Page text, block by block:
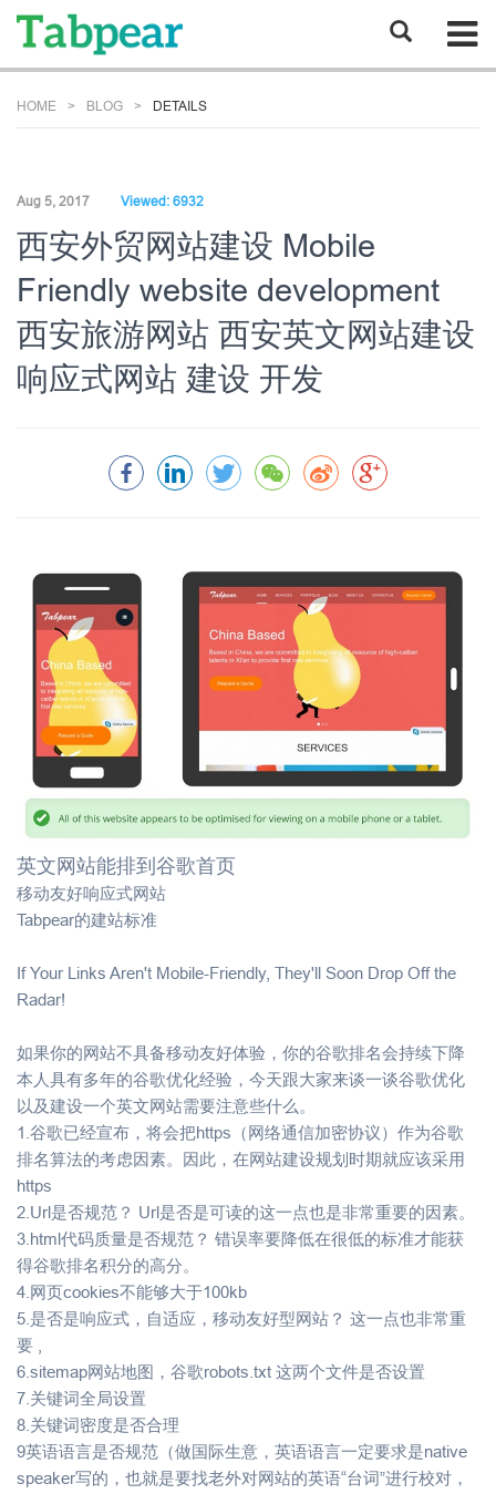
HOME BLOG DETAILS
Aug 5, 2017 Viewed: 6932
西安外贸网站建设 Mobile
Friendly website development
西安旅游网站 西安英文网站建设
响应式网站 建设 开发
英文网站能排到谷歌首页
移动友好响应式网站
Tabpear的建站标准
If Your Links Aren't Mobile-Friendly, They'll Soon Drop Off the
Radar!
如果你的网站不具备移动友好体验，你的谷歌排名会持续下降
本人具有多年的谷歌优化经验，今天跟大家来谈一谈谷歌优化
以及建设一个英文网站需要注意些什么。
1.谷歌已经宣布，将会把https（网络通信加密协议）作为谷歌
排名算法的考虑因素。因此，在网站建设规划时期就应该采用
https
2.Url是否规范？ Url是否是可读的这一点也是非常重要的因素。
3.html代码质量是否规范？ 错误率要降低在很低的标准才能获
得谷歌排名积分的高分。
4.网页cookies不能够大于100kb
5.是否是响应式，自适应，移动友好型网站？ 这一点也非常重
要 ,
6.sitemap网站地图，谷歌robots.txt 这两个文件是否设置
7.关键词全局设置
8.关键词密度是否合理
9英语语言是否规范（做国际生意，英语语言一定要求是native
speaker写的，也就是要找老外对网站的英语“台词”进行校对，